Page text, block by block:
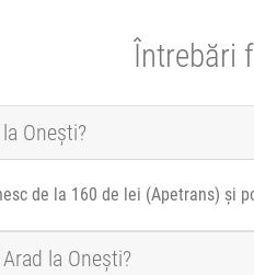
Întrebări
Onești?
de la 160 de lei (Apetrans) și
la Onești?